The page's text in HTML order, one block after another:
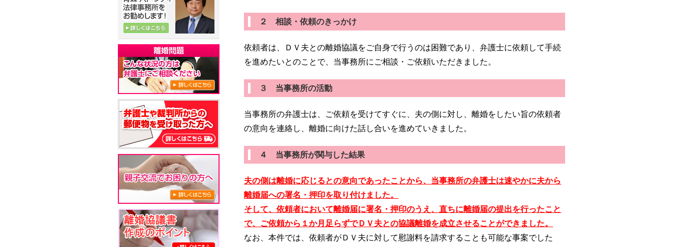
２ 相談・依頼のきっかけ
依頼者は、ＤＶ夫との離婚協議をご自身で行うのは困難であり、弁護士に依頼して手続
を進めたいとのことで、当事務所にご相談・ご依頼いただきました。
３ 当事務所の活動
当事務所の弁護士は、ご依頼を受けてすぐに、夫の側に対し、離婚をしたい旨の依頼者
の意向を連絡し、離婚に向けた話し合いを進めていきました。
４ 当事務所が関与した結果
夫の側は離婚に応じるとの意向であったことから、当事務所の弁護士は速やかに夫から
離婚届への署名・押印を取り付けました。
そして、依頼者において離婚届に署名・押印のうえ、直ちに離婚届の提出を行ったこと
で、ご依頼から１か月足らずでＤＶ夫との協議離婚を成立させることができました。
なお、本件では、依頼者がＤＶ夫に対して慰謝料を請求することも可能な事案でした